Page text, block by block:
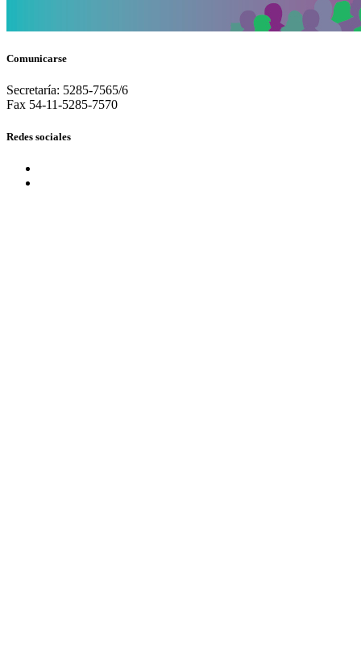
Comunicarse
Secretaría: 5285-7565/6
Fax 54-11-5285-7570
Redes sociales